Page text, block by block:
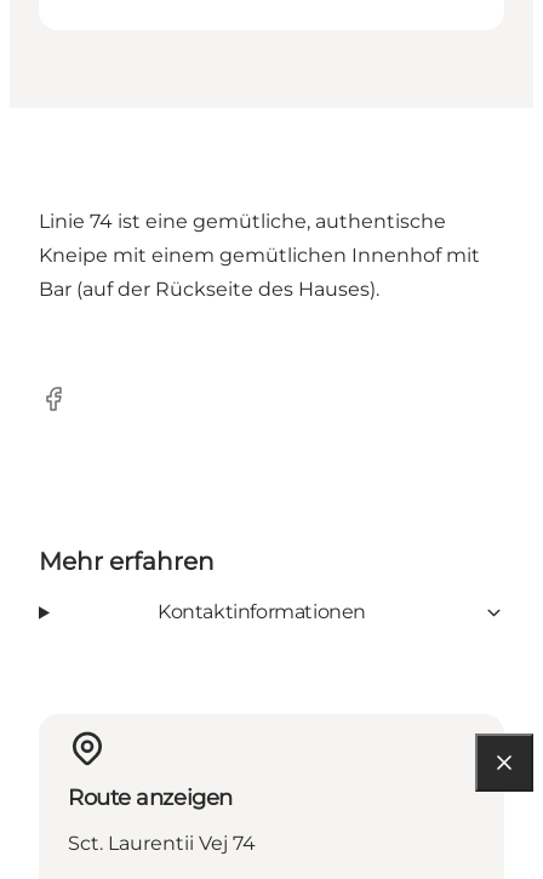
Linie 74 ist eine gemütliche, authentische
Kneipe mit einem gemütlichen Innenhof mit
Bar (auf der Rückseite des Hauses).
Facebook
Mehr erfahren
Kontaktinformationen
Route anzeigen
Sct. Laurentii Vej 74